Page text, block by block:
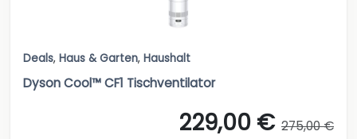
Deals, Haus & Garten, Haushalt
Dyson Cool™ CF1 Tischventilator
229,00 € 275,00 €